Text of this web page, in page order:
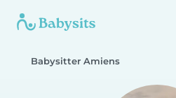
Babysitter Amiens